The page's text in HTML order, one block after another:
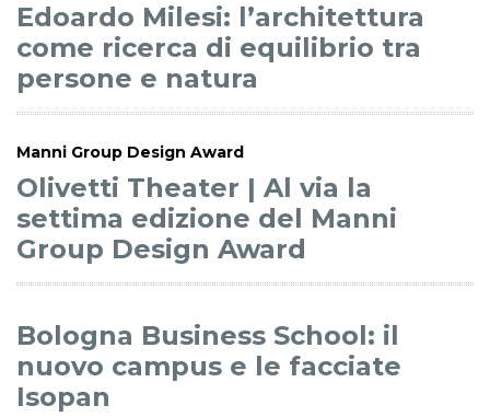
Edoardo Milesi: l’architettura
come ricerca di equilibrio tra
persone e natura
Manni Group Design Award
Olivetti Theater | Al via la
settima edizione del Manni
Group Design Award
Bologna Business School: il
nuovo campus e le facciate
Isopan